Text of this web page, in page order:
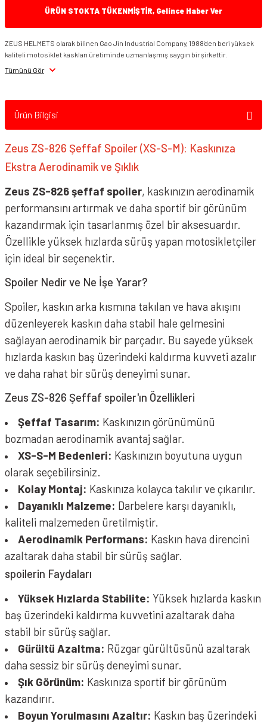
ÜRÜN STOKTA TÜKENMİŞTİR, Gelince Haber Ver
ZEUS HELMETS olarak bilinen Gao Jin Industrial Company, 1988'den beri yüksek
kaliteli motosiklet kaskları üretiminde uzmanlaşmış saygın bir şirkettir.
Tümünü Gör
Ürün Bilgisi
Zeus ZS-826 Şeffaf Spoiler (XS-S-M): Kaskınıza
Ekstra Aerodinamik ve Şıklık
Zeus ZS-826 şeffaf spoiler, kaskınızın aerodinamik
performansını artırmak ve daha sportif bir görünüm
kazandırmak için tasarlanmış özel bir aksesuardır.
Özellikle yüksek hızlarda sürüş yapan motosikletçiler
için ideal bir seçenektir.
Spoiler Nedir ve Ne İşe Yarar?
Spoiler, kaskın arka kısmına takılan ve hava akışını
düzenleyerek kaskın daha stabil hale gelmesini
sağlayan aerodinamik bir parçadır. Bu sayede yüksek
hızlarda kaskın baş üzerindeki kaldırma kuvveti azalır
ve daha rahat bir sürüş deneyimi sunar.
Zeus ZS-826 Şeffaf spoiler'ın Özellikleri
Şeffaf Tasarım: Kaskınızın görünümünü
bozmadan aerodinamik avantaj sağlar.
XS-S-M Bedenleri: Kaskınızın boyutuna uygun
olarak seçebilirsiniz.
Kolay Montaj: Kaskınıza kolayca takılır ve çıkarılır.
Dayanıklı Malzeme: Darbelere karşı dayanıklı,
kaliteli malzemeden üretilmiştir.
Aerodinamik Performans: Kaskın hava direncini
azaltarak daha stabil bir sürüş sağlar.
spoilerin Faydaları
Yüksek Hızlarda Stabilite: Yüksek hızlarda kaskın
baş üzerindeki kaldırma kuvvetini azaltarak daha
stabil bir sürüş sağlar.
Gürültü Azaltma: Rüzgar gürültüsünü azaltarak
daha sessiz bir sürüş deneyimi sunar.
Şık Görünüm: Kaskınıza sportif bir görünüm
kazandırır.
Boyun Yorulmasını Azaltır: Kaskın baş üzerindeki